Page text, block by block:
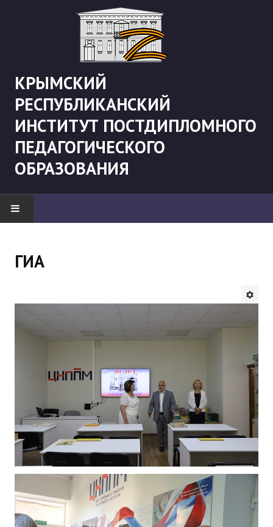
КРЫМСКИЙ
РЕСПУБЛИКАНСКИЙ
ИНСТИТУТ ПОСТДИПЛОМНОГО
ПЕДАГОГИЧЕСКОГО
ОБРАЗОВАНИЯ
"Боевая" русистика
АНОНСЫ
ИНСТИТУТ
Противодействие коррупции
В ПОМОЩЬ УЧИТЕЛЮ
Организация УВП
ГИА
Советуем прочитать
ГИА